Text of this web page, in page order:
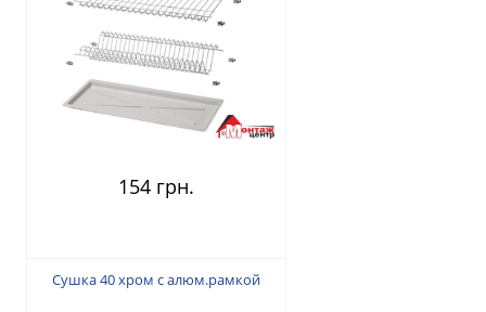
154 грн.
Сушка 40 хром с алюм.рамкой